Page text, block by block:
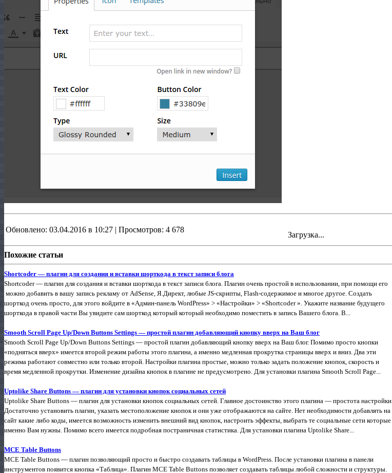
Обновлено: 03.04.2016 в 10:27 | Просмотров: 4 678
Загрузка...
Похожие статьи
Shortcoder — плагин для создания и вставки шорткода в текст записи блога
Shortcoder — плагин для создания и вставки шорткода в текст записи блога. Плагин очень простой в использовании, при помощи его
можно добавить в вашу запись рекламу от AdSense, Я.Директ, любые JS-скрипты, Flash-содержимое и многое другое. Создать
шорткод очень просто, для этого войдите в «Админ-панель WordPress» > «Настройки» > «Shortcoder ». Укажите название будущего
шорткода в правой части Вы увидите сам шорткод который который необходимо поместить в запись Вашего блога. В...
Smooth Scroll Page Up/Down Buttons Settings — простой плагин добавляющий кнопку вверх на Ваш блог
Smooth Scroll Page Up/Down Buttons Settings — простой плагин добавляющий кнопку вверх на Ваш блог. Помимо просто кнопки
«подняться вверх» имеется второй режим работы этого плагина, а именно медленная прокрутка страницы вверх и вниз. Два эти
режима работают совместно или только второй. Настройки плагина простые, можно только задать положение кнопок, скорость и
время медленной прокрутки. Изменение дизайна кнопок в плагине не предусмотрено. Для установки плагина Smooth Scroll Page...
Uptolike Share Buttons — плагин для установки кнопок социальных сетей
Uptolike Share Buttons — плагин для установки кнопок социальных сетей. Главное достоинство этого плагина — простота настройки.
Достаточно установить плагин, указать местоположение кнопок и они уже отображаются на сайте. Нет необходимости добавлять на
сайт какие либо коды, имеется возможность изменить внешний вид кнопок, настроить эффекты, выбрать те социальные сети которые
именно Вам нужны. Помимо всего имеется подробная постраничная статистика. Для установки плагина Uptolike Share...
MCE Table Buttons
MCE Table Buttons — плагин позволяющий просто и быстро создавать таблицы в WordPress. После установки плагина в панели
инструментов появится кнопка «Таблица». Плагин MCE Table Buttons позволяет создавать таблицы любой сложности и структуры.